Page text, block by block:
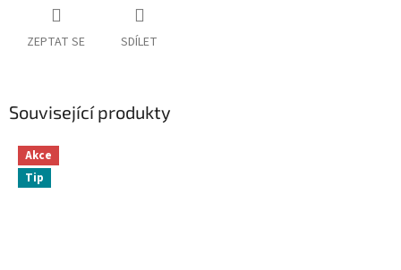
ZEPTAT SE SDÍLET
Související produkty
Akce
Tip